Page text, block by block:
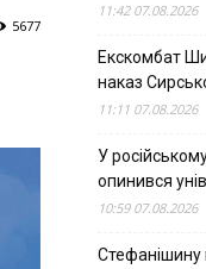
5677
11:42 07.08.2026
Екскомбат
наказ
11:11 07.08.2026
У
опинився
10:59 07.08.2026
Стефанішину